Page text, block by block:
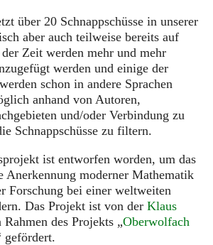
über 20 Schnappschüsse in unserer
aber auch teilweise bereits auf
Zeit werden mehr und mehr
werden und einige der
schon in andere Sprachen
anhand von Autoren,
und/oder Verbindung zu
Schnappschüsse zu filtern.
ist entworfen worden, um das
Anerkennung moderner Mathematik
Forschung bei einer weltweiten
Das Projekt ist von der Klaus
Rahmen des Projekts „Oberwolfach
gefördert.